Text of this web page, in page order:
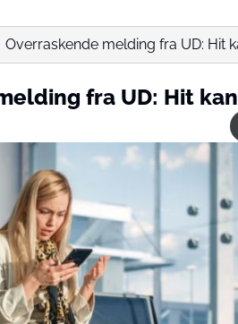
Overraskende melding fra UD: Hit
fra UD: Hit